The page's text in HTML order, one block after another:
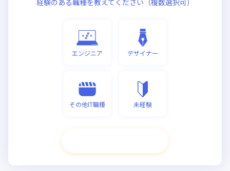
エンジニア デザイナー
その他IT職種 未経験